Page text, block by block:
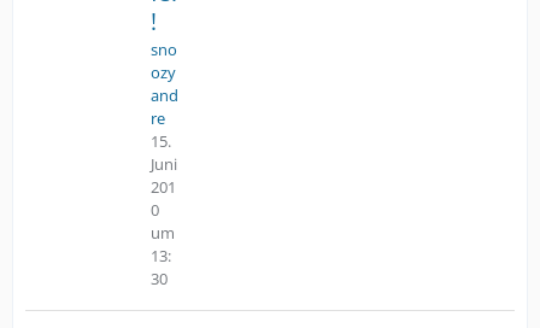
!
sno
ozy
and
re
15.
Juni
201
0
um
13:
30